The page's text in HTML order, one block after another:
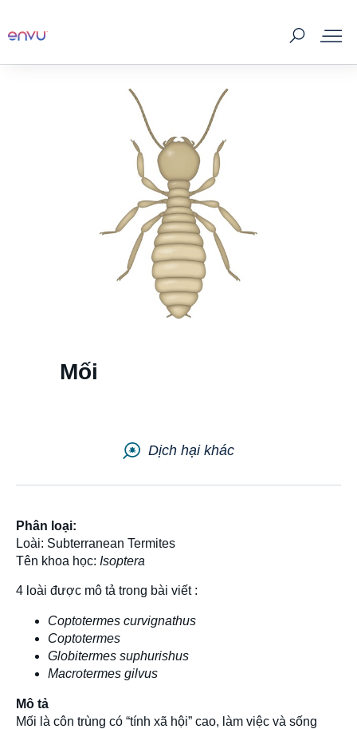
Liên hệ
Côn trùng và dịch hại
Mối
Dịch hại khác
Phân loại:
Loài: Subterranean Termites
Tên khoa học: Isoptera
4 loài được mô tả trong bài viết :
Coptotermes curvignathus
Coptotermes
Globitermes suphurishus
Macrotermes gilvus
Mô tả
Mối là côn trùng có “tính xã hội” cao, làm việc và sống